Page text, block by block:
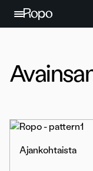
Jatka sisältöön
Ajankohtaista